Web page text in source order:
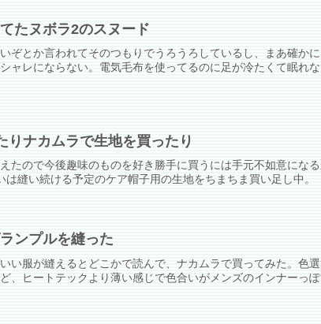
たヌボラ2のスヌード
ぞとか言われてそのつもりでうろうろしているし、まあ確か
ャレにならない。電気毛布を使ってるのに足が冷たくて眠れ
りナカムラで生地を買ったり
たので今後趣味のものを好き勝手に買うには手元不如意にな
縫い続ける予定のケア帽子用の生地をちまちま買い足し中。
ンプルを縫った
い服が縫えるとどこかで読んで、ナカムラで買ってみた。色
、ヒートテックより薄い感じで色合いがメンズのインナーっぽ